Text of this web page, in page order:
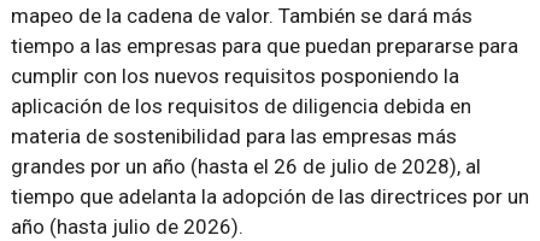
mapeo de la cadena de valor. También se dará más
tiempo a las empresas para que puedan prepararse para
cumplir con los nuevos requisitos posponiendo la
aplicación de los requisitos de diligencia debida en
materia de sostenibilidad para las empresas más
grandes por un año (hasta el 26 de julio de 2028), al
tiempo que adelanta la adopción de las directrices por un
año (hasta julio de 2026).